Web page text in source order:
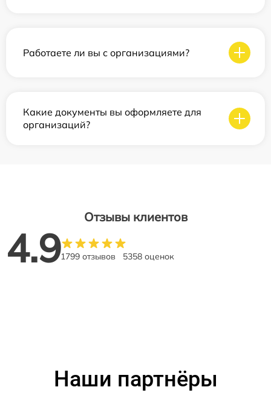
Работаете ли вы с организациями?
Какие документы вы оформляете для
организаций?
Отзывы клиентов
4.91799 отзывов 5358 оценок
Наши партнёры